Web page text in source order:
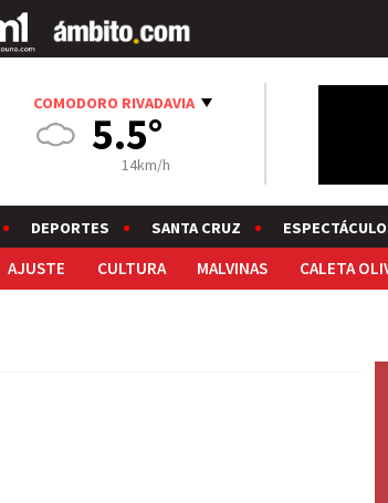
COMODORO RIVADAVIA
5.5°
14km/h
DEPORTES SANTA CRUZ
AJUSTE CULTURA MALVINAS CALETA